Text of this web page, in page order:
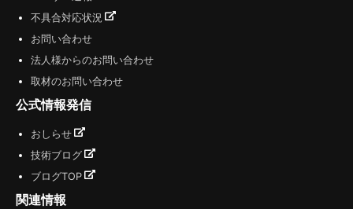
不具合対応状況
お問い合わせ
法人様からのお問い合わせ
取材のお問い合わせ
公式情報発信
おしらせ
技術ブログ
ブログTOP
関連情報